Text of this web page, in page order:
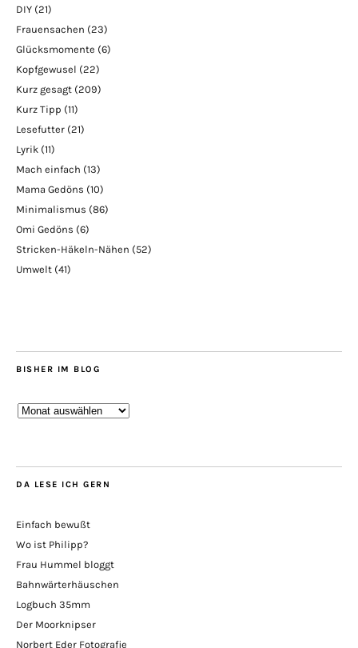
DIY (21)
Frauensachen (23)
Glücksmomente (6)
Kopfgewusel (22)
Kurz gesagt (209)
Kurz Tipp (11)
Lesefutter (21)
Lyrik (11)
Mach einfach (13)
Mama Gedöns (10)
Minimalismus (86)
Omi Gedöns (6)
Stricken-Häkeln-Nähen (52)
Umwelt (41)
BISHER IM BLOG
Bisher
DA LESE ICH GERN
Einfach bewußt
Wo ist Philipp?
Frau Hummel bloggt
Bahnwärterhäuschen
Logbuch 35mm
Der Moorknipser
Norbert Eder Fotografie